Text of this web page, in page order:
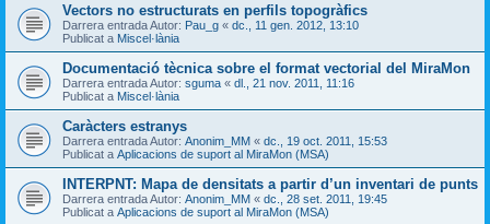
Vectors no estructurats en perfils topogràfics
Darrera entrada Autor: Pau_g « dc., 11 gen. 2012, 13:10
Publicat a Miscel·lània
Documentació tècnica sobre el format vectorial del MiraMon
Darrera entrada Autor: sguma « dl., 21 nov. 2011, 11:16
Publicat a Miscel·lània
Caràcters estranys
Darrera entrada Autor: Anonim_MM « dc., 19 oct. 2011, 15:53
Publicat a Aplicacions de suport al MiraMon (MSA)
INTERPNT: Mapa de densitats a partir d’un inventari de punts
Darrera entrada Autor: Anonim_MM « dc., 28 set. 2011, 19:45
Publicat a Aplicacions de suport al MiraMon (MSA)